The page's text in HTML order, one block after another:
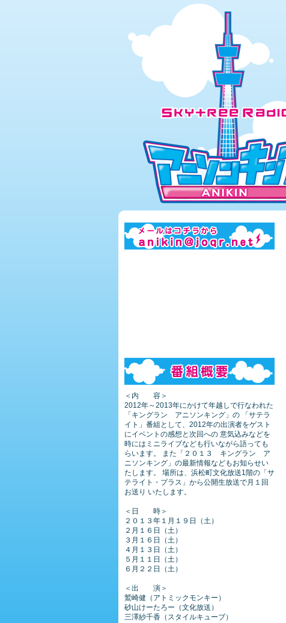
＜内 容＞
2012年～2013年にかけて年越しで行なわれた
「キングラン アニソンキング」の 「サテラ
イト」番組として、2012年の出演者をゲスト
にイベントの感想と次回への 意気込みなどを
時にはミニライブなども行いながら語っても
らいます。 また「２０１３ キングラン ア
ニソンキング」の最新情報などもお知らせい
たします。 場所は、浜松町文化放送1階の「サ
テライト・プラス」から公開生放送で月１回
お送り いたします。
＜日 時＞
２０１３年１月１９日（土）
２月１６日（土）
３月１６日（土）
４月１３日（土）
５月１１日（土）
６月２２日（土）
＜出 演＞
鷲崎健（アトミックモンキー）
砂山けーたろー（文化放送）
三澤紗千香（スタイルキューブ）